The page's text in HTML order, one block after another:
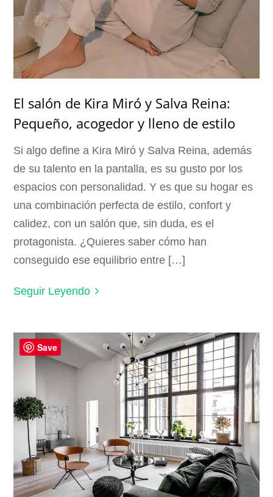
El salón de Kira Miró y Salva Reina:
Pequeño, acogedor y lleno de estilo
Si algo define a Kira Miró y Salva Reina, además
de su talento en la pantalla, es su gusto por los
espacios con personalidad. Y es que su hogar es
una combinación perfecta de estilo, confort y
calidez, con un salón que, sin duda, es el
protagonista. ¿Quieres saber cómo han
conseguido ese equilibrio entre […]
Seguir Leyendo
Save